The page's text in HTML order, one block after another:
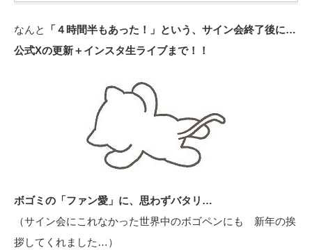
なんと
「４時間半もあった！」という、サイン会終了後に…
公式Xの更新＋インスタ生ライブまで！！
ボゴミの「ファン愛」に、思わずバタリ…
（サイン会にこれなかった世界中のボゴペンにも 新年の挨
拶してくれました…）